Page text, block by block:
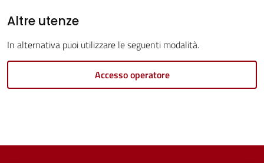
Servizi
online
Tutti
Altre utenze
In alternativa puoi utilizzare le seguenti modalità.
Accesso operatore